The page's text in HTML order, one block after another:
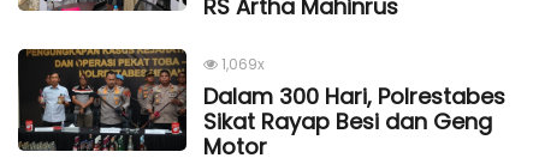
RS Artha Mahinrus
1,069x
Dalam 300 Hari, Polrestabes
Sikat Rayap Besi dan Geng
Motor